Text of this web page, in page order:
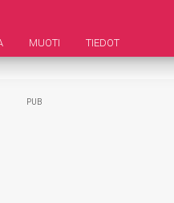
MUOTI TIEDOT